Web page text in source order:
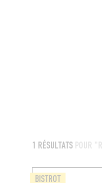
1 RÉSULTATS POUR
BISTROT